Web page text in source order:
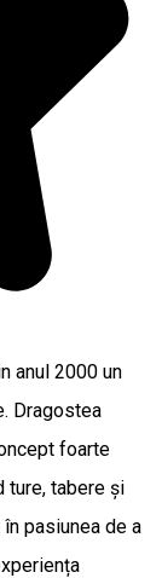
anul 2000 un
Dragostea
foarte
ture, tabere și
pasiunea de a